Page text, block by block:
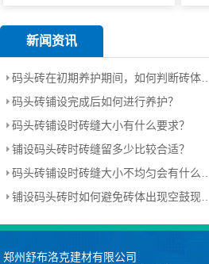
新闻资讯
码头砖铺设完成后如何进行养护？
码头砖铺设时砖缝大小有什么要求？
铺设码头砖时砖缝留多少比较合适？
郑州舒布洛克建材有限公司